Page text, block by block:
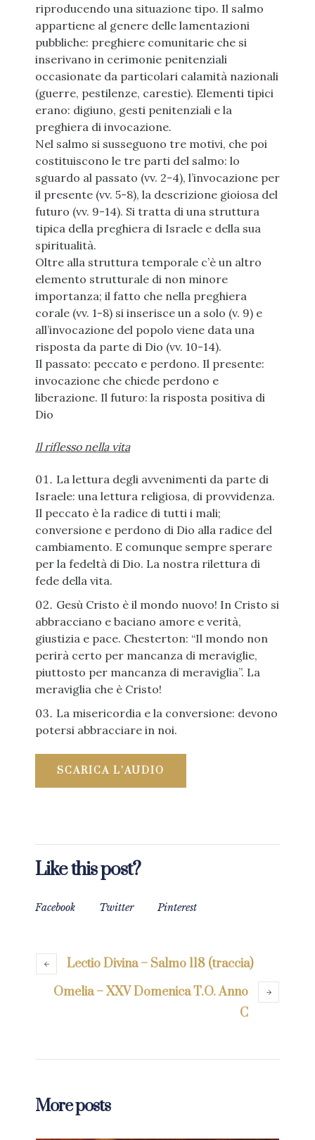
riproducendo una situazione tipo. Il salmo
appartiene al genere delle lamentazioni
pubbliche: preghiere comunitarie che si
inserivano in cerimonie penitenziali
occasionate da particolari calamità nazionali
(guerre, pestilenze, carestie). Elementi tipici
erano: digiuno, gesti penitenziali e la
preghiera di invocazione.
Nel salmo si susseguono tre motivi, che poi
costituiscono le tre parti del salmo: lo
sguardo al passato (vv. 2-4), l’invocazione per
il presente (vv. 5-8), la descrizione gioiosa del
futuro (vv. 9-14). Si tratta di una struttura
tipica della preghiera di Israele e della sua
spiritualità.
Oltre alla struttura temporale c’è un altro
elemento strutturale di non minore
importanza; il fatto che nella preghiera
corale (vv. 1-8) si inserisce un a solo (v. 9) e
all’invocazione del popolo viene data una
risposta da parte di Dio (vv. 10-14).
Il passato: peccato e perdono. Il presente:
invocazione che chiede perdono e
liberazione. Il futuro: la risposta positiva di
Dio
Il riflesso nella vita
La lettura degli avvenimenti da parte di
Israele: una lettura religiosa, di provvidenza.
Il peccato è la radice di tutti i mali;
conversione e perdono di Dio alla radice del
cambiamento. E comunque sempre sperare
per la fedeltà di Dio. La nostra rilettura di
fede della vita.
Gesù Cristo è il mondo nuovo! In Cristo si
abbracciano e baciano amore e verità,
giustizia e pace. Chesterton: “Il mondo non
perirà certo per mancanza di meraviglie,
piuttosto per mancanza di meraviglia”. La
meraviglia che è Cristo!
La misericordia e la conversione: devono
potersi abbracciare in noi.
SCARICA L’AUDIO
Like this post?
Facebook Twitter Pinterest
Lectio Divina – Salmo 118 (traccia)
Omelia – XXV Domenica T.O. Anno
C
More posts